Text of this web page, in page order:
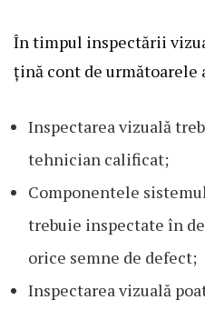
În timpul inspectării
țină cont de următoarele
Inspectarea vizuală
tehnician calificat;
Componentele
trebuie inspectate în
orice semne de defect;
Inspectarea vizuală